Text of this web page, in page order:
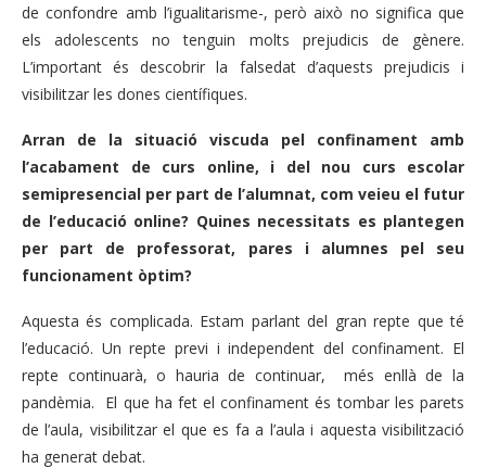
de confondre amb l’igualitarisme-, però això no significa que
els adolescents no tenguin molts prejudicis de gènere.
L’important és descobrir la falsedat d’aquests prejudicis i
visibilitzar les dones científiques.
Arran de la situació viscuda pel confinament amb
l’acabament de curs online, i del nou curs escolar
semipresencial per part de l’alumnat, com veieu el futur
de l’educació online? Quines necessitats es plantegen
per part de professorat, pares i alumnes pel seu
funcionament òptim?
Aquesta és complicada. Estam parlant del gran repte que té
l’educació. Un repte previ i independent del confinament. El
repte continuarà, o hauria de continuar, més enllà de la
pandèmia. El que ha fet el confinament és tombar les parets
de l’aula, visibilitzar el que es fa a l’aula i aquesta visibilització
ha generat debat.